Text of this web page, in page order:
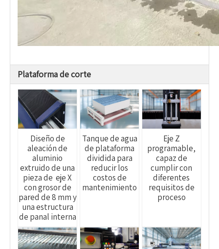
Plataforma de corte
Diseño de
aleación de
aluminio
extruido de una
pieza de eje X
con grosor de
pared de 8 mm y
una estructura
de panal interna
Tanque de agua
de plataforma
dividida para
reducir los
costos de
mantenimiento
Eje Z
programable,
capaz de
cumplir con
diferentes
requisitos de
proceso